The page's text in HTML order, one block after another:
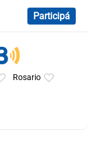
Participá
Rosario